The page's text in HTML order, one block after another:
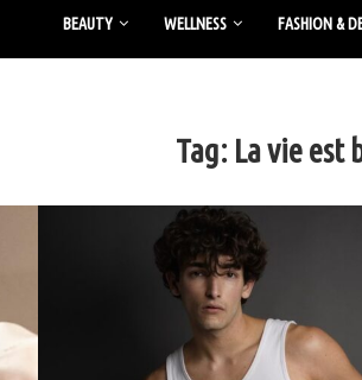
BEAUTY WELLNESS FASHION &
Tag: La vie est